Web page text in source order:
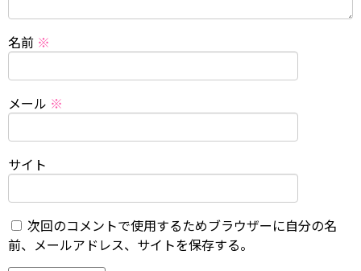
名前 ※
メール ※
サイト
次回のコメントで使用するためブラウザーに自分の名
前、メールアドレス、サイトを保存する。